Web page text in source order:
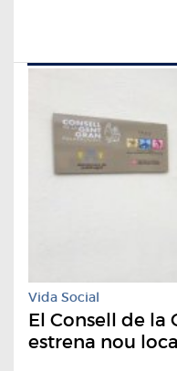
Vida Social
El Consell de la
estrena nou